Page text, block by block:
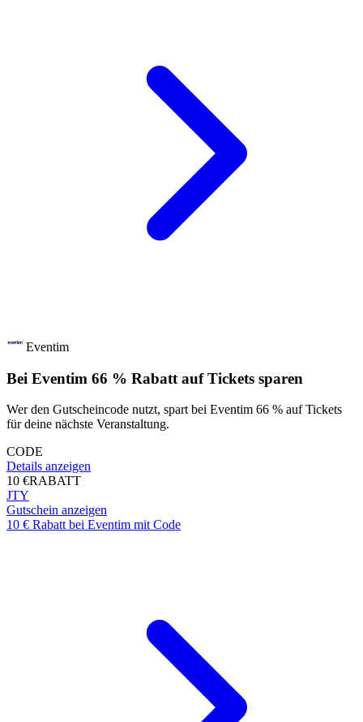
Eventim
Bei Eventim 66 % Rabatt auf Tickets sparen
Wer den Gutscheincode nutzt, spart bei Eventim 66 % auf Tickets
für deine nächste Veranstaltung.
CODE
Details anzeigen
10 €RABATT
JTY
Gutschein anzeigen
10 € Rabatt bei Eventim mit Code